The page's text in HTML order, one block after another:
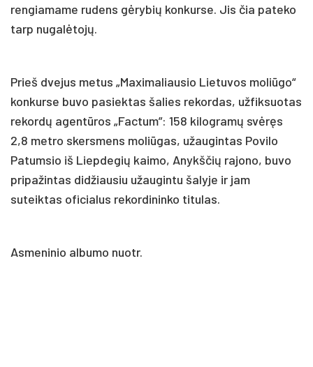
rengiamame rudens gėrybių konkurse. Jis čia pateko
tarp nugalėtojų.
Prieš dvejus metus „Maximaliausio Lietuvos moliūgo“
konkurse buvo pasiektas šalies rekordas, užfiksuotas
rekordų agentūros „Factum”: 158 kilogramų svėręs
2,8 metro skersmens moliūgas, užaugintas Povilo
Patumsio iš Liepdegių kaimo, Anykščių rajono, buvo
pripažintas didžiausiu užaugintu šalyje ir jam
suteiktas oficialus rekordininko titulas.
Asmeninio albumo nuotr.